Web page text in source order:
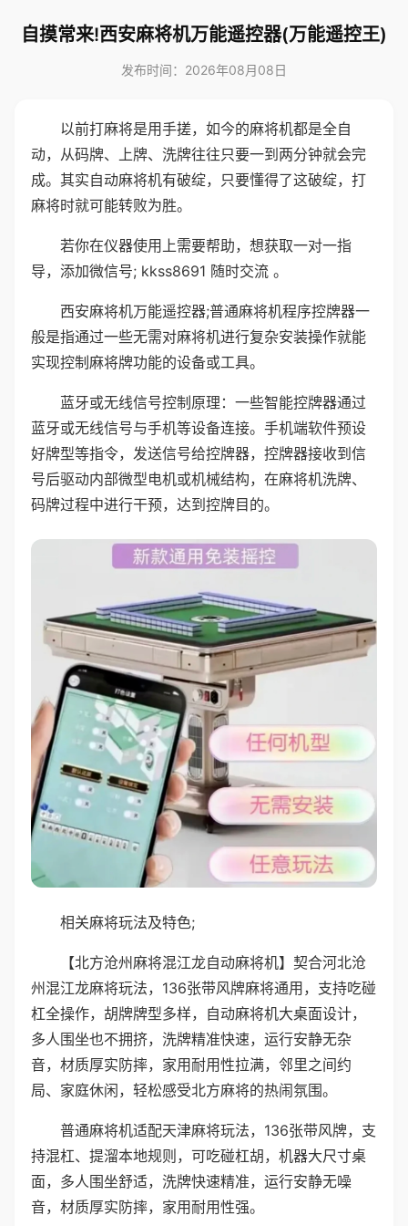
自摸常来!西安麻将机万能遥控器(万能遥控王)
发布时间：2026年08月08日
以前打麻将是用手搓，如今的麻将机都是全自
动，从码牌、上牌、洗牌往往只要一到两分钟就会完
成。其实自动麻将机有破绽，只要懂得了这破绽，打
麻将时就可能转败为胜。
若你在仪器使用上需要帮助，想获取一对一指
导，添加微信号; kkss8691 随时交流 。
西安麻将机万能遥控器;普通麻将机程序控牌器一
般是指通过一些无需对麻将机进行复杂安装操作就能
实现控制麻将牌功能的设备或工具。
蓝牙或无线信号控制原理：一些智能控牌器通过
蓝牙或无线信号与手机等设备连接。手机端软件预设
好牌型等指令，发送信号给控牌器，控牌器接收到信
号后驱动内部微型电机或机械结构，在麻将机洗牌、
码牌过程中进行干预，达到控牌目的。
相关麻将玩法及特色;
【北方沧州麻将混江龙自动麻将机】契合河北沧
州混江龙麻将玩法，136张带风牌麻将通用，支持吃碰
杠全操作，胡牌牌型多样，自动麻将机大桌面设计，
多人围坐也不拥挤，洗牌精准快速，运行安静无杂
音，材质厚实防摔，家用耐用性拉满，邻里之间约
局、家庭休闲，轻松感受北方麻将的热闹氛围。
普通麻将机适配天津麻将玩法，136张带风牌，支
持混杠、提溜本地规则，可吃碰杠胡，机器大尺寸桌
面，多人围坐舒适，洗牌快速精准，运行安静无噪
音，材质厚实防摔，家用耐用性强。